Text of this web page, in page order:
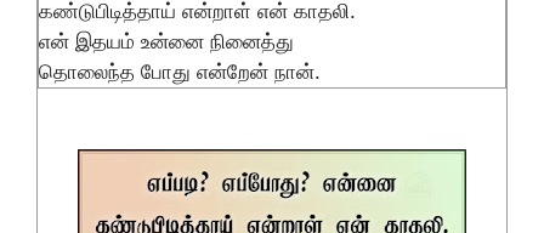
கண்டுபிடித்தாய் என்றாள் என் காதலி.
என் இதயம் உன்னை நினைத்து
தொலைந்த போது என்றேன் நான்.